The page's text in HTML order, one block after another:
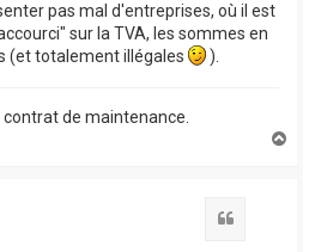
pas mal d'entreprises, où il est
sur la TVA, les sommes en
(et totalement illégales
).
de maintenance.